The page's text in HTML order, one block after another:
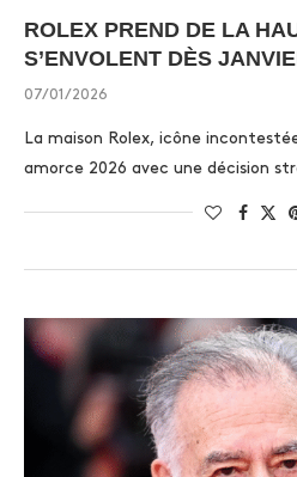
ROLEX PREND DE LA
S’ENVOLENT DÈS
07/01/2026
La maison Rolex, icône
amorce 2026 avec une décision